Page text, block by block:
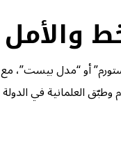
والأمل
أو “مدل
وطبّق العلمانية في